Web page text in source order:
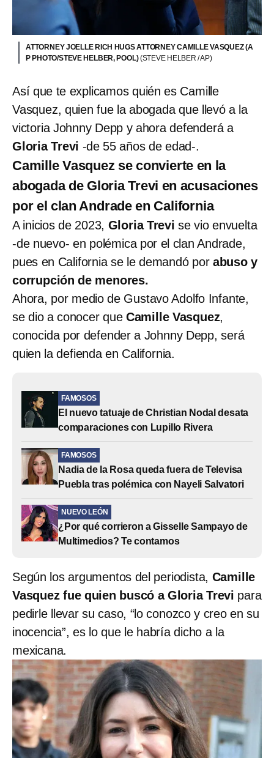
ATTORNEY JOELLE RICH HUGS ATTORNEY CAMILLE VASQUEZ (A
P PHOTO/STEVE HELBER, POOL)(STEVE HELBER / AP)
Así que te explicamos quién es Camille
Vasquez, quien fue la abogada que llevó a la
victoria Johnny Depp y ahora defenderá a
Gloria Trevi -de 55 años de edad-.
Camille Vasquez se convierte en la
abogada de Gloria Trevi en acusaciones
por el clan Andrade en California
A inicios de 2023, Gloria Trevise vio envuelta
-de nuevo- en polémica por el clan Andrade,
pues en California se le demandó por abuso y
corrupción de menores.
Ahora, por medio de Gustavo Adolfo Infante,
se dio a conocer que Camille Vasquez,
conocida por defender a Johnny Depp, será
quien la defienda en California.
FAMOSOS
El nuevo tatuaje de Christian Nodal desata
comparaciones con Lupillo Rivera
FAMOSOS
Nadia de la Rosa queda fuera de Televisa
Puebla tras polémica con Nayeli Salvatori
NUEVO LEÓN
¿Por qué corrieron a Gisselle Sampayo de
Multimedios? Te contamos
Según los argumentos del periodista, Camille
Vasquez fue quien buscó a Gloria Trevi para
pedirle llevar su caso, “lo conozco y creo en su
inocencia”, es lo que le habría dicho a la
mexicana.